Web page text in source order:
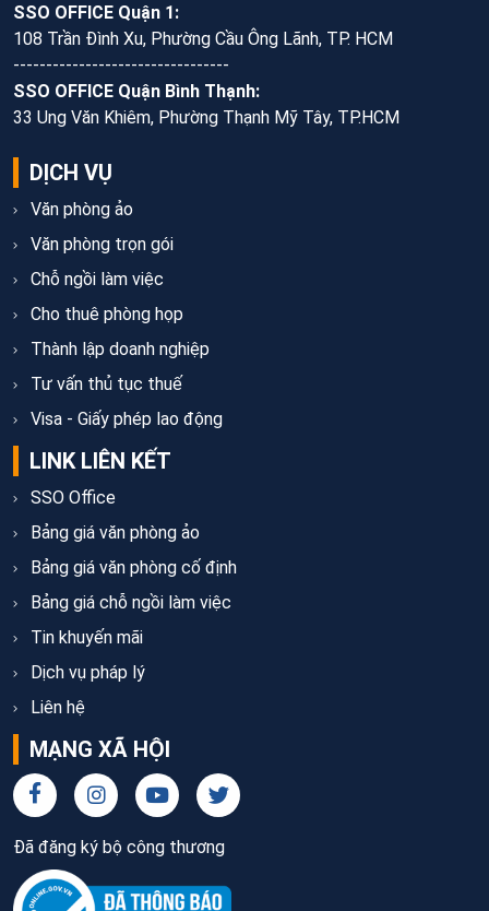
SSO OFFICE Quận 1:
108 Trần Đình Xu, Phường Cầu Ông Lãnh, TP. HCM
---------------------------------
SSO OFFICE Quận Bình Thạnh:
33 Ung Văn Khiêm, Phường Thạnh Mỹ Tây, TP.HCM
DỊCH VỤ
Văn phòng ảo
Văn phòng trọn gói
Chỗ ngồi làm việc
Cho thuê phòng họp
Thành lập doanh nghiệp
Tư vấn thủ tục thuế
Visa - Giấy phép lao động
LINK LIÊN KẾT
SSO Office
Bảng giá văn phòng ảo
Bảng giá văn phòng cố định
Bảng giá chỗ ngồi làm việc
Tin khuyến mãi
Dịch vụ pháp lý
Liên hệ
MẠNG XÃ HỘI
Đã đăng ký bộ công thương